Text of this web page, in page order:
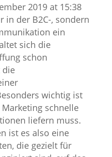
2019 at 15:38
in der B2C-, sondern
ein
sich die
schon
die
wichtig ist
schnelle
liefern muss.
ist es also eine
die gezielt für